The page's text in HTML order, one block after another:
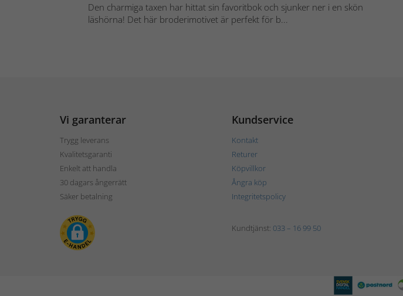
Den charmiga taxen har hittat sin favoritbok och sjunker ner i en skön
läshörna! Det här broderimotivet är perfekt för b...
Vi garanterar
Trygg leverans
Kvalitetsgaranti
Enkelt att handla
30 dagars ångerrätt
Säker betalning
Kundservice
Kontakt
Returer
Köpvillkor
Ångra köp
Integritetspolicy
Kundtjänst: 033 – 16 99 50